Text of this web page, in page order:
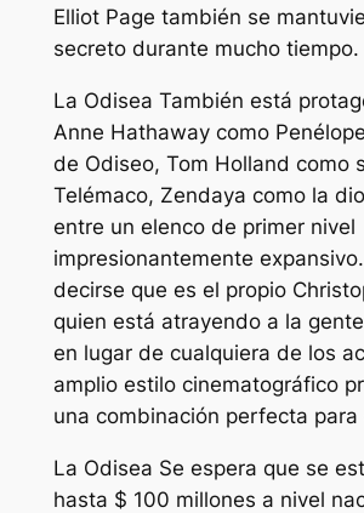
Elliot Page también se
secreto durante mucho tiempo.
La Odisea También está
Anne Hathaway como
de Odiseo, Tom Holland como
Telémaco, Zendaya como la
entre un elenco de primer nivel
impresionantemente
decirse que es el propio
quien está atrayendo a la
en lugar de cualquiera de los
amplio estilo cinematográfico
una combinación perfecta
La Odisea Se espera que se
hasta $ 100 millones a nivel